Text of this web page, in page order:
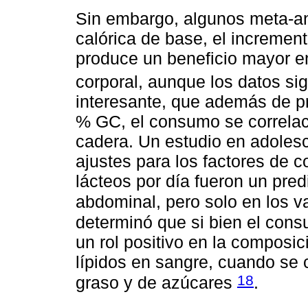
Sin embargo, algunos meta-
calórica de base, el
produce un beneficio mayor
corporal, aunque los datos
interesante, que además de
% GC, el consumo se
cadera. Un estudio en
ajustes para los factores de
lácteos por día fueron un
abdominal, pero solo en los
determinó que si bien el
un rol positivo en la
lípidos en sangre, cuando se
graso y de azúcares 18.